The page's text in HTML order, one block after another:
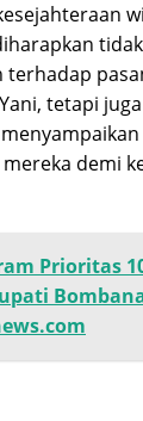
tetapi
demi
Prioritas